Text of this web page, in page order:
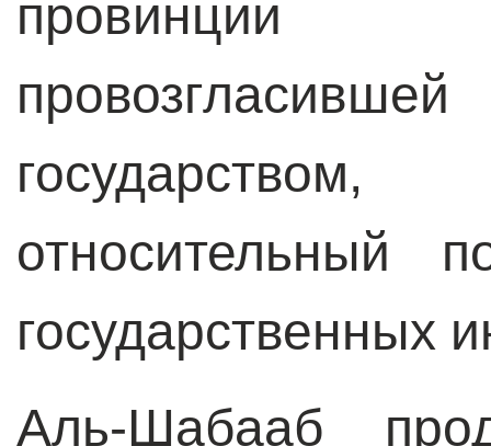
относительный
государственных
Аль-Шабааб